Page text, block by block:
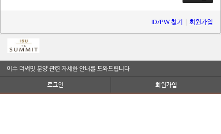
ID/PW 찾기 | 회원가입
이수 더써밋 분양 관련 자세한 안내를 도와드립니다
로그인
회원가입